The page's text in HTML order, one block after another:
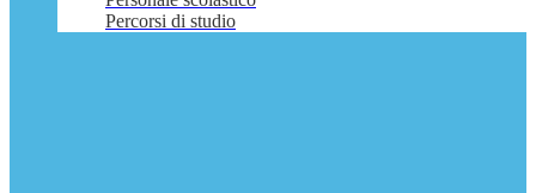
Percorsi di studio